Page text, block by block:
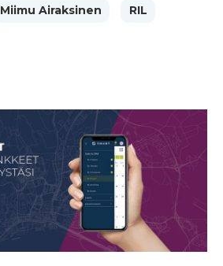
Miimu Airaksinen RIL